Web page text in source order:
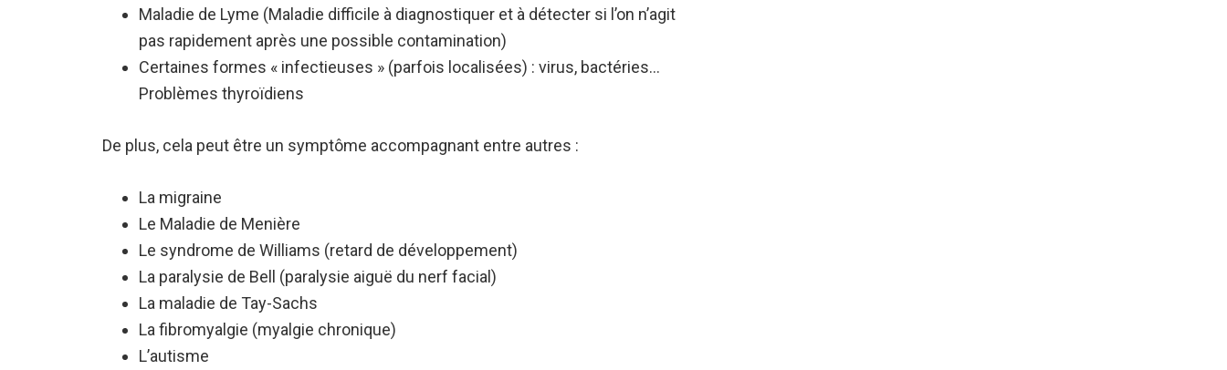
Maladie de Lyme (Maladie difficile à diagnostiquer et à détecter si l’on n’agit
pas rapidement après une possible contamination)
Certaines formes « infectieuses » (parfois localisées) : virus, bactéries…
Problèmes thyroïdiens
De plus, cela peut être un symptôme accompagnant entre autres :
La migraine
Le Maladie de Menière
Le syndrome de Williams (retard de développement)
La paralysie de Bell (paralysie aiguë du nerf facial)
La maladie de Tay-Sachs
La fibromyalgie (myalgie chronique)
L’autisme